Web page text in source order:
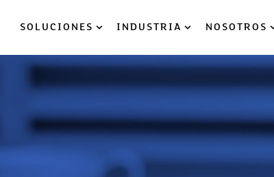
SOLUCIONES INDUSTRIA NOSOTROS